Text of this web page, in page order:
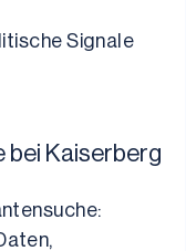
Signale
bei Kaiserberg